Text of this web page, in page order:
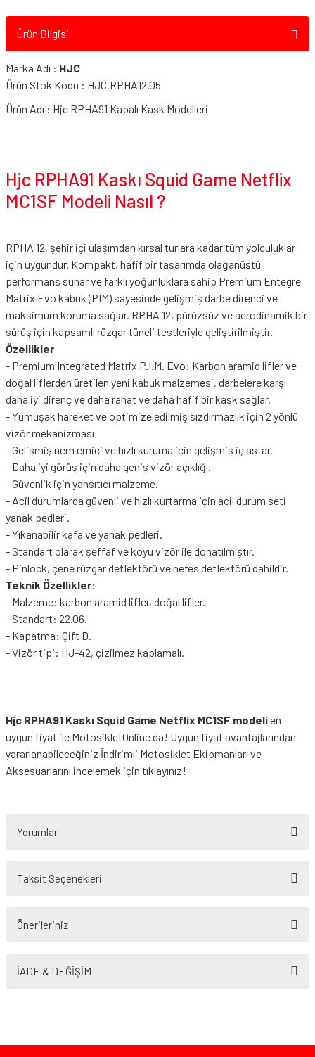
Ürün Bilgisi
Marka Adı : HJC
Ürün Stok Kodu : HJC.RPHA12.05
Ürün Adı : Hjc RPHA91 Kapalı Kask Modelleri
Hjc RPHA91 Kaskı Squid Game Netflix
MC1SF Modeli Nasıl ?
RPHA 12, şehir içi ulaşımdan kırsal turlara kadar tüm yolculuklar
için uygundur. Kompakt, hafif bir tasarımda olağanüstü
performans sunar ve farklı yoğunluklara sahip Premium Entegre
Matrix Evo kabuk (PIM) sayesinde gelişmiş darbe direnci ve
maksimum koruma sağlar. RPHA 12, pürüzsüz ve aerodinamik bir
sürüş için kapsamlı rüzgar tüneli testleriyle geliştirilmiştir.
Özellikler
- Premium Integrated Matrix P.I.M. Evo: Karbon aramid lifler ve
doğal liflerden üretilen yeni kabuk malzemesi, darbelere karşı
daha iyi direnç ve daha rahat ve daha hafif bir kask sağlar.
- Yumuşak hareket ve optimize edilmiş sızdırmazlık için 2 yönlü
vizör mekanizması
- Gelişmiş nem emici ve hızlı kuruma için gelişmiş iç astar.
- Daha iyi görüş için daha geniş vizör açıklığı.
- Güvenlik için yansıtıcı malzeme.
- Acil durumlarda güvenli ve hızlı kurtarma için acil durum seti
yanak pedleri.
- Yıkanabilir kafa ve yanak pedleri.
- Standart olarak şeffaf ve koyu vizör ile donatılmıştır.
- Pinlock, çene rüzgar deflektörü ve nefes deflektörü dahildir.
Teknik Özellikler:
- Malzeme: karbon aramid lifler, doğal lifler.
- Standart: 22.06.
- Kapatma: Çift D.
- Vizör tipi: HJ-42, çizilmez kaplamalı.
Hjc RPHA91 Kaskı Squid Game Netflix MC1SF modelien
uygun fiyat ile MotosikletOnline da! Uygun fiyat avantajlarından
yararlanabileceğiniz İndirimli Motosiklet Ekipmanları ve
Aksesuarlarını incelemek için tıklayınız!
Yorumlar
Taksit Seçenekleri
Önerileriniz
yetersiz gördüğünüz noktaları öneri formunu kullanarak tarafımıza
İADE & DEĞİŞİM